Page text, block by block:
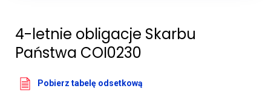
4-letnie obligacje Skarbu
Państwa COI0230
Pobierz tabelę odsetkową